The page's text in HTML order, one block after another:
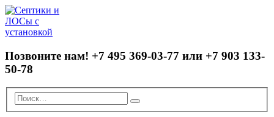
Позвоните нам! +7 495 369-03-77 или +7 903 133-
50-78